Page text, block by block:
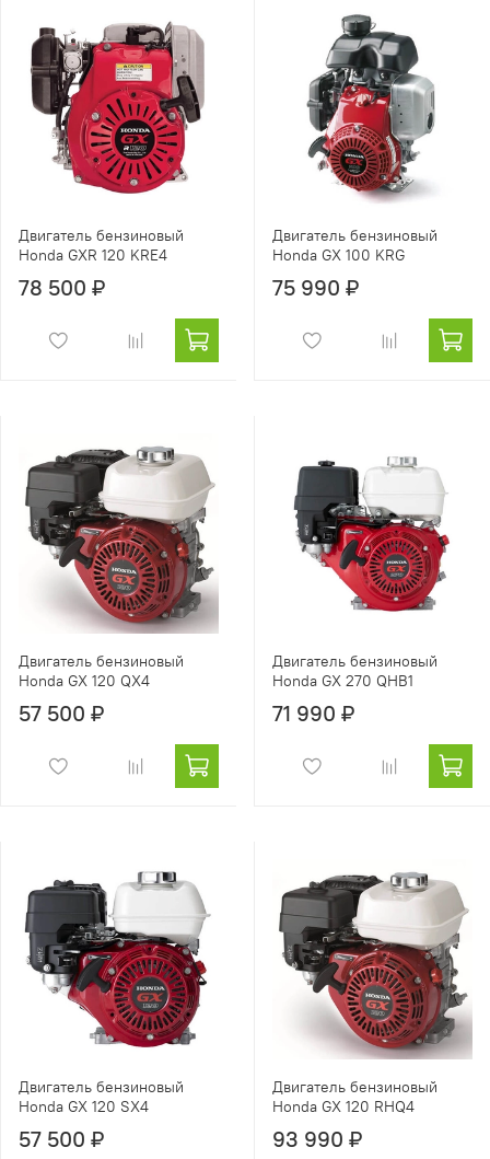
Двигатель бензиновый
Honda GXR 120 KRE4
78 500 ₽
Двигатель бензиновый
Honda GX 100 KRG
75 990 ₽
Двигатель бензиновый
Honda GX 120 QX4
57 500 ₽
Двигатель бензиновый
Honda GX 270 QHB1
71 990 ₽
Двигатель бензиновый
Honda GX 120 SX4
57 500 ₽
Двигатель бензиновый
Honda GX 120 RHQ4
93 990 ₽